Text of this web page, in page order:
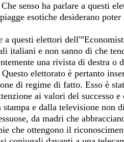
senso ha parlare a questi
esotiche desiderano
a questi elettori
italiani e non sanno di che
una rivista di destra o
elettorato è pertanto
di regime di fatto. Esso è
ai valori del successo
e dalla televisione non
da madri che
che ottengono il